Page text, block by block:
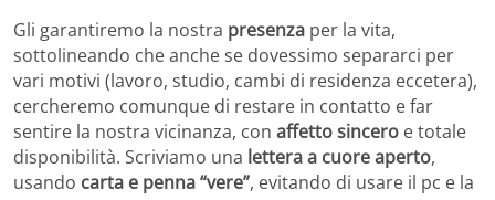
Gli garantiremo la nostra presenza per la vita,
sottolineando che anche se dovessimo separarci per
vari motivi (lavoro, studio, cambi di residenza eccetera),
cercheremo comunque di restare in contatto e far
sentire la nostra vicinanza, con affetto sincero e totale
disponibilità. Scriviamo una lettera a cuore aperto,
usando carta e penna “vere”, evitando di usare il pc e la